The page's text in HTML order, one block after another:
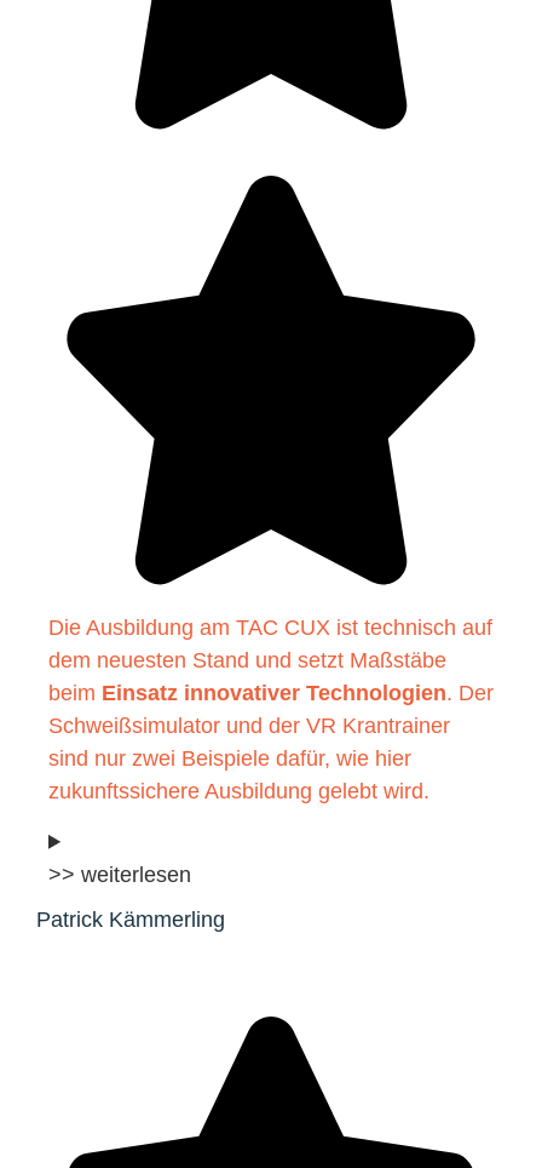
Die Ausbildung am TAC CUX ist technisch auf
dem neuesten Stand und setzt Maßstäbe
beim Einsatz innovativer Technologien. Der
Schweißsimulator und der VR Krantrainer
sind nur zwei Beispiele dafür, wie hier
zukunftssichere Ausbildung gelebt wird.
>> weiterlesen
Patrick Kämmerling